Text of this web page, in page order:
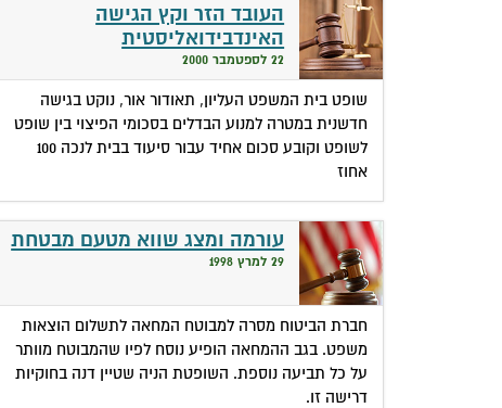
העובד הזר וקץ הגישה
האינדבידואליסטית
22 לספטמבר 2000
שופט בית המשפט העליון, תאודור אור, נוקט בגישה
חדשנית במטרה למנוע הבדלים בסכומי הפיצוי בין שופט
לשופט וקובע סכום אחיד עבור סיעוד בבית לנכה 100
אחוז
עורמה ומצג שווא מטעם מבטחת
29 למרץ 1998
חברת הביטוח מסרה למבוטח המחאה לתשלום הוצאות
משפט. בגב ההמחאה הופיע נוסח לפיו שהמבוטח מוותר
על כל תביעה נוספת. השופטת הניה שטיין דנה בחוקיות
דרישה זו.